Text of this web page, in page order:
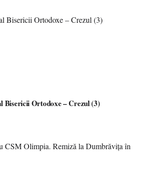
Bisericii Ortodoxe – Crezul (3)